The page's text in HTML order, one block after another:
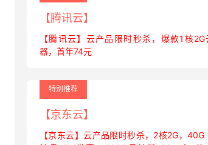
【腾讯云】
【腾讯云】云产品限时秒杀，爆款1核
器，首年74元
特别推荐
【京东云】
【京东云】云产品限时秒杀，2核2G，40G